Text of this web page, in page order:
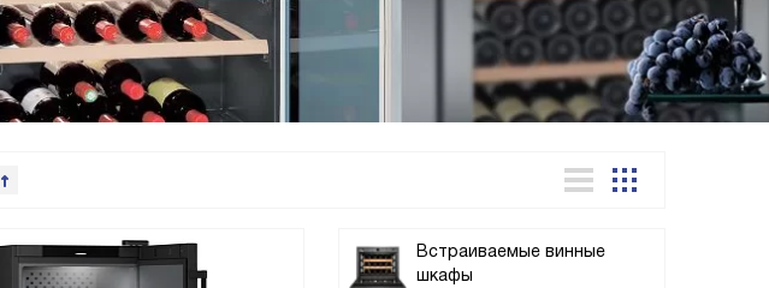
Встраиваемые винные
шкафы